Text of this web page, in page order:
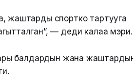
жаштарды спортко тартууга
— деди калаа мэри.
балдардын жана